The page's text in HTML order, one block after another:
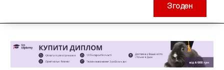
Згоден